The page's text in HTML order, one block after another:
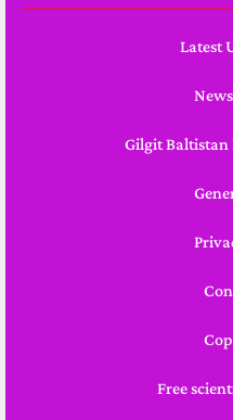
Latest
Gilgit
Free